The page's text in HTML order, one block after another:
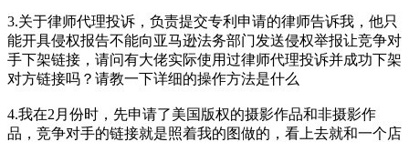
3.关于律师代理投诉，负责提交专利申请的律师告诉我，他只
能开具侵权报告不能向亚马逊法务部门发送侵权举报让竞争对
手下架链接，请问有大佬实际使用过律师代理投诉并成功下架
对方链接吗？请教一下详细的操作方法是什么
4.我在2月份时，先申请了美国版权的摄影作品和非摄影作
品，竞争对手的链接就是照着我的图做的，看上去就和一个店